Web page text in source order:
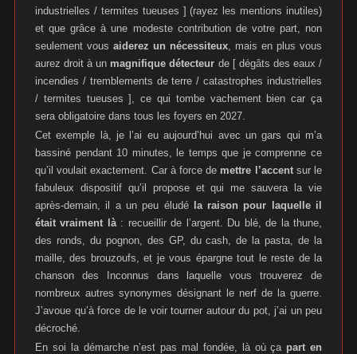
industrielles / termites tueuses ] (rayez les mentions inutiles)
et que grâce à une modeste contribution de votre part, non
seulement vous aiderez un nécessiteux, mais en plus vous
aurez droit à un magnifique détecteur de [ dégâts des eaux /
incendies / tremblements de terre / catastrophes industrielles
/ termites tueuses ], ce qui tombe vachement bien car ça
sera obligatoire dans tous les foyers en 2027.
Cet exemple là, je l’ai eu aujourd’hui avec un gars qui m’a
bassiné pendant 10 minutes, le temps que je comprenne ce
qu’il voulait exactement. Car à force de mettre l’accentsur le
fabuleux dispositif qu’il propose et qui me sauvera la vie
après-demain, il a un peu éludé
la raison pour laquelle il
était vraiment là: recueillir de l’argent. Du blé, de la thune,
des ronds, du pognon, des GP, du cash, de la pasta, de la
maille, des brouzoufs, et je vous épargne tout le reste de la
chanson des Inconnus dans laquelle vous trouverez de
nombreux autres synonymes désignant le nerf de la guerre.
J’avoue qu’à force de le voir tourner autour du pot, j’ai un peu
décroché.
En soi la démarche n’est pas mal fondée, là où ça part en